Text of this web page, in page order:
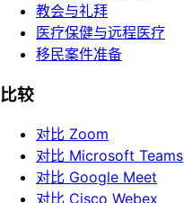
教会与礼拜
医疗保健与远程医疗
移民案件准备
比较
对比 Zoom
对比 Microsoft Teams
对比 Google Meet
对比 Cisco Webex